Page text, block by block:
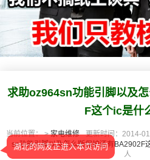
求助oz964sn功能引脚以及
F这个ic是什
当前位置： >家电维修 更新时间：2014-
sn功能引脚以及怎么断保护还有BA2902F
人
湖北的网友正进入本页访问